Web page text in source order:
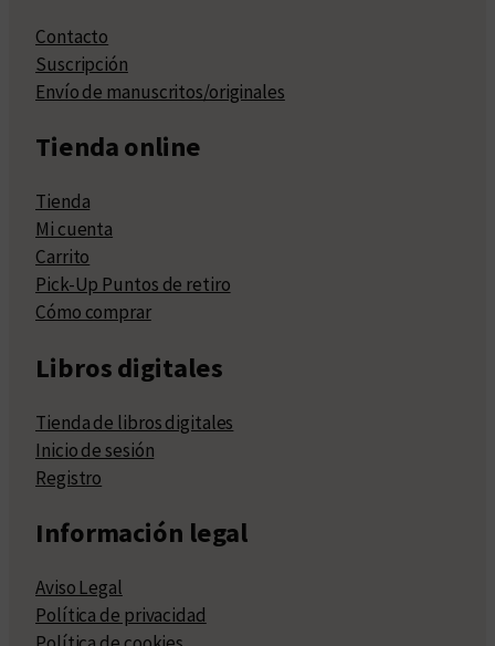
Contacto
Suscripción
Envío de manuscritos/originales
Tienda online
Tienda
Mi cuenta
Carrito
Pick-Up Puntos de retiro
Cómo comprar
Libros digitales
Tienda de libros digitales
Inicio de sesión
Registro
Información legal
Aviso Legal
Política de privacidad